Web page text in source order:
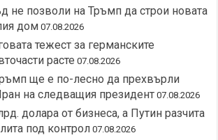
не позволи на Тръмп да строи новата
дом 07.08.2026
тежест за германските
расте 07.08.2026
ще е по-лесно да прехвърли
на следващия президент 07.08.2026
долара от бизнеса, а Путин разчита
под контрол 07.08.2026